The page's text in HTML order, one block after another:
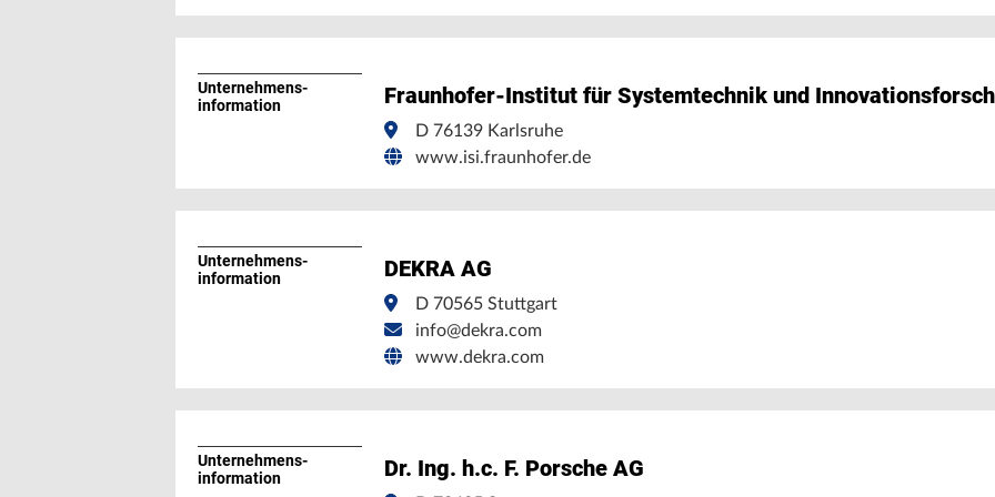
Unternehmens­
information
Fraunhofer-Institut für Systemtechnik und
D 76139 Karlsruhe
www.isi.fraunhofer.de
Unternehmens­
information
DEKRA AG
D 70565 Stuttgart
info@dekra.com
www.dekra.com
Unternehmens­
information
Dr. Ing. h.c. F. Porsche AG